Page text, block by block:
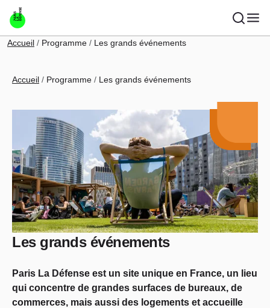
Aller au contenu principal
Fil d'Ariane
Accueil Programme Les grands événements
Fil d'Ariane
Accueil Programme Les grands événements
Les grands événements
Paris La Défense est un site unique en France, un lieu
qui concentre de grandes surfaces de bureaux, de
commerces, mais aussi des logements et accueille